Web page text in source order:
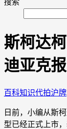
搜索
斯柯达
迪亚克
百科知识代拍沪牌
日前，小编从斯
型已经正式上市